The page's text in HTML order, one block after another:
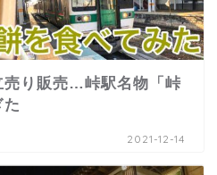
売り販売…峠駅名物「峠
2021-12-14